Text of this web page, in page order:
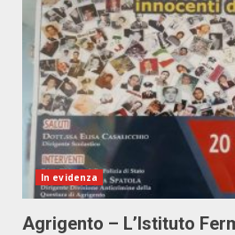
In evidenza
Agrigento – L’Istituto